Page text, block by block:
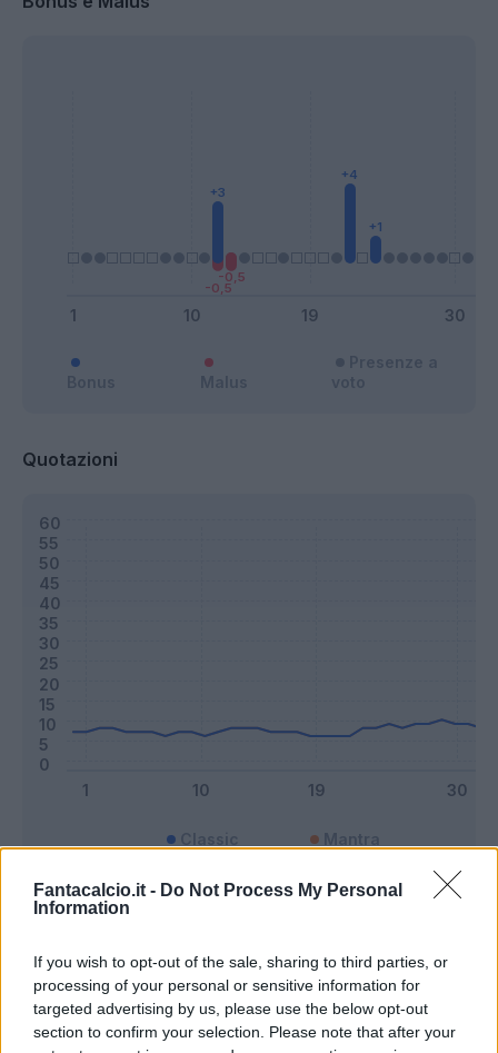
Fantacalcio.it - Do Not Process My Personal
Information
If you wish to opt-out of the sale, sharing to third parties, or
processing of your personal or sensitive information for
targeted advertising by us, please use the below opt-out
section to confirm your selection. Please note that after your
Quotazioni
Classic Mantra
Riepilogo stagione
Titolare
Entrato 2 - 5
Squalificato